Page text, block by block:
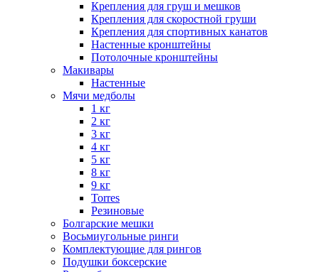
Крепления для груш и мешков
Крепления для скоростной груши
Крепления для спортивных канатов
Настенные кронштейны
Потолочные кронштейны
Макивары
Настенные
Мячи медболы
1 кг
2 кг
3 кг
4 кг
5 кг
8 кг
9 кг
Torres
Резиновые
Болгарские мешки
Восьмиугольные ринги
Комплектующие для рингов
Подушки боксерские